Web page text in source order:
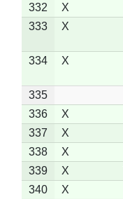
332
X
333
X
334 X
335
336
X
337
X
338
X
339
X
340
X